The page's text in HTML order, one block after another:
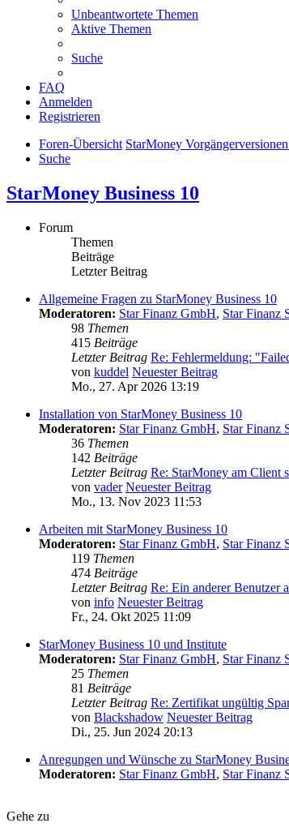
Unbeantwortete Themen
Aktive Themen
Suche
FAQ
Anmelden
Registrieren
Foren-Übersicht StarMoney
Suche
StarMoney Business 10
Forum
Themen
Beiträge
Letzter Beitrag
Allgemeine Fragen zu StarMoney Business 10
Moderatoren: Star Finanz GmbH, Star Finanz
98 Themen
415 Beiträge
Letzter Beitrag Re: Fehlermeldung:
von kuddel Neuester Beitrag
Mo., 27. Apr 2026 13:19
Installation von StarMoney Business 10
Moderatoren: Star Finanz GmbH, Star Finanz
36 Themen
142 Beiträge
Letzter Beitrag Re: StarMoney am Client
von vader Neuester Beitrag
Mo., 13. Nov 2023 11:53
Arbeiten mit StarMoney Business 10
Moderatoren: Star Finanz GmbH, Star Finanz
119 Themen
474 Beiträge
Letzter Beitrag Re: Ein anderer Benutzer
von info Neuester Beitrag
Fr., 24. Okt 2025 11:09
StarMoney Business 10 und Institute
Moderatoren: Star Finanz GmbH, Star Finanz
25 Themen
81 Beiträge
Letzter Beitrag Re: Zertifikat ungültig
von Blackshadow Neuester Beitrag
Di., 25. Jun 2024 20:13
Anregungen und Wünsche zu StarMoney
Moderatoren: Star Finanz GmbH, Star Finanz
Gehe zu